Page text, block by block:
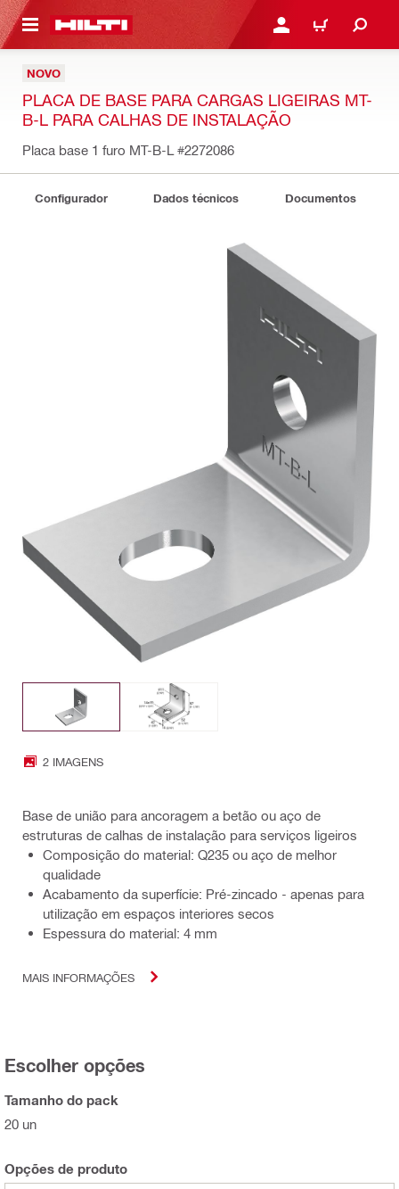
CONTENT ENTRAR OU REGISTAR
CARRINHO
NOVO
PLACA DE BASE PARA CARGAS LIGEIRAS MT-
B-L PARA CALHAS DE INSTALAÇÃO
Placa base 1 furo MT-B-L #2272086
Configurador Dados técnicos Documentos
2 IMAGENS
Base de união para ancoragem a betão ou aço de
estruturas de calhas de instalação para serviços ligeiros
Composição do material: Q235 ou aço de melhor
qualidade
Acabamento da superfície: Pré-zincado - apenas para
utilização em espaços interiores secos
Espessura do material: 4 mm
MAIS INFORMAÇÕES
Escolher opções
Tamanho do pack
20 un
Opções de produto